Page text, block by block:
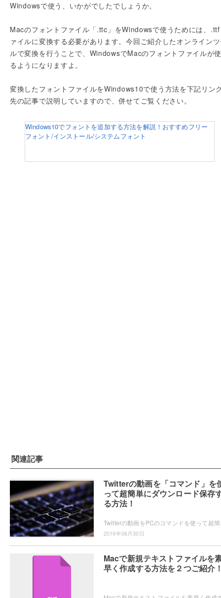
Windowsで使う、いかがでしたでしょうか。
Macのフォントファイル「.ttc」をWindowsで使うためには、
ァイルに変換する必要があります。今回ご紹介したオンライン
ルで変換を行うことで、WindowsでMacのフォントファイルが
るようになりますよ。
変換したフォントファイルをWindows10で使う方法を下記リン
先の記事で説明していますので、併せてご覧ください。
Windows10でフォントを追加する方法を解説！おすすめフリー
フォント/インストール/システムフォント
関連記事
Twitterの動画を「コマンド」を
って超簡単にダウンロード保存
る方法！
2019年06月30日
Macで新規テキストファイルを
早く作成する方法を２つご紹介